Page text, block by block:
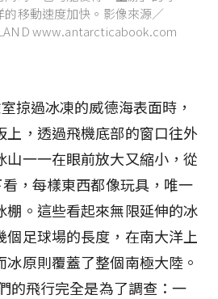
移動速度加快。影像來源／
www.antarcticabook.com
掠過冰凍的威德海表面時，
上，透過飛機底部的窗口往外
山一一在眼前放大又縮小，從
，每樣東西都像玩具，唯一
棚。這些看起來無限延伸的冰
個足球場的長度，在南大洋上
原則覆蓋了整個南極大陸。
的飛行完全是為了調查：一